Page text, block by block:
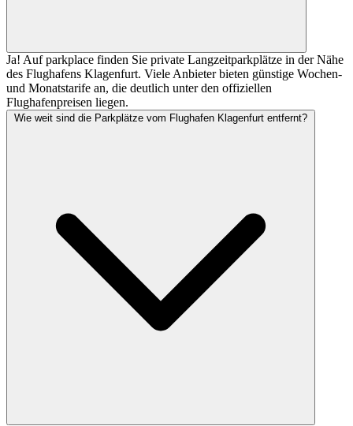
Ja! Auf parkplace finden Sie private Langzeitparkplätze in der Nähe
des Flughafens Klagenfurt. Viele Anbieter bieten günstige Wochen-
und Monatstarife an, die deutlich unter den offiziellen
Flughafenpreisen liegen.
Wie weit sind die Parkplätze vom Flughafen Klagenfurt entfernt?